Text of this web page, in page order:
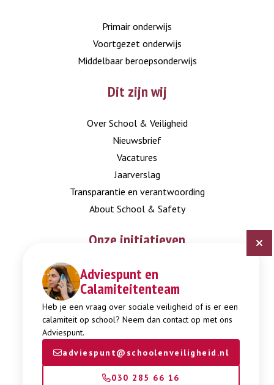
Adviespunt en
Calamiteitenteam
Heb je een vraag over sociale veiligheid of is er een
calamiteit op school? Neem dan contact op met ons
Adviespunt.
adviespunt@schoolenveiligheid.nl
030 285 66 16
Primair onderwijs
Voortgezet onderwijs
Middelbaar beroepsonderwijs
Dit zijn wij
Over School & Veiligheid
Nieuwsbrief
Vacatures
Jaarverslag
Transparantie en verantwoording
About School & Safety
Onze initiatieven
Digitaal Veiligheidsplan
Expertisepunt Burgerschap
Gendi
Week tegen Pesten